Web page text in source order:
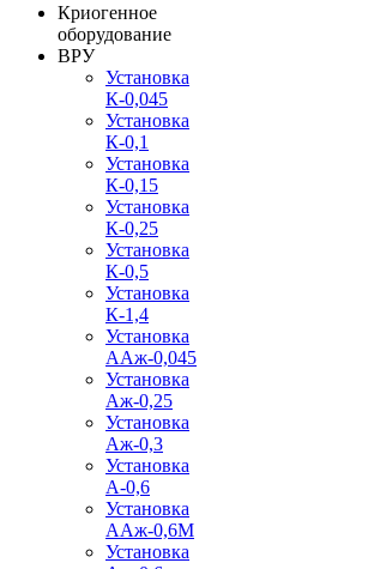
Криогенное
оборудование
ВРУ
Установка
К-0,045
Установка
К-0,1
Установка
К-0,15
Установка
К-0,25
Установка
К-0,5
Установка
К-1,4
Установка
ААж-0,045
Установка
Аж-0,25
Установка
Аж-0,3
Установка
А-0,6
Установка
ААж-0,6М
Установка